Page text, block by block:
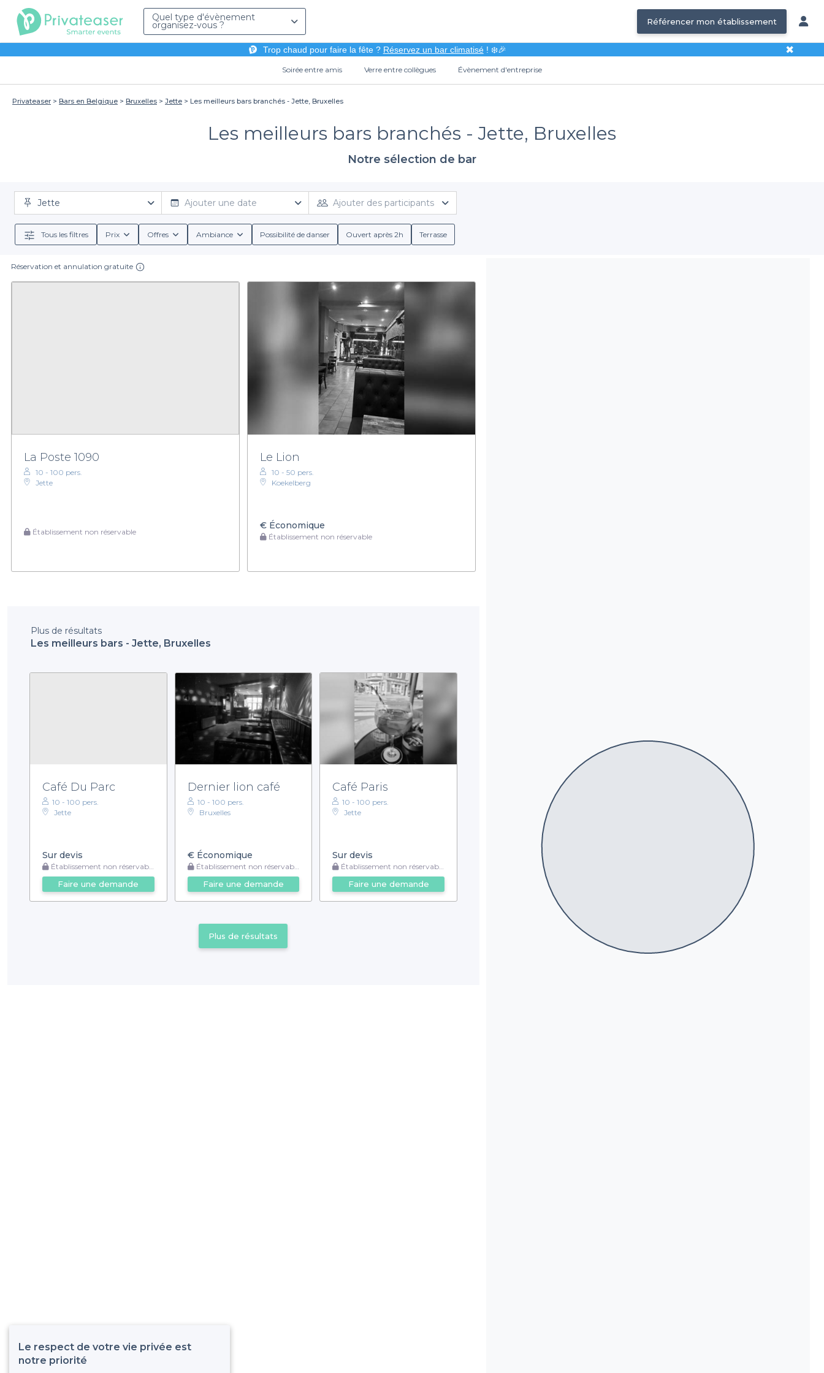
Quel type d'évènement
organisez-vous ? Référencer mon établissement
Trop chaud pour faire la fête ? Réservez un bar climatisé! ❄️🎉 ✖
Soirée entre amis Verre entre collègues Évènement d'entreprise
Privateaser Bars en Belgique Bruxelles Jette Les meilleurs bars branchés - Jette, Bruxelles
Les meilleurs bars branchés - Jette, Bruxelles
Notre sélection de bar
Jette Ajouter une date Ajouter des participants
Tous les filtres Prix Offres Ambiance Possibilité de danser Ouvert après 2h Terrasse
Réservation et annulation gratuite
La Poste 1090
10 - 100 pers.
Jette
Établissement non réservable
Le Lion
10 - 50 pers.
Koekelberg
€Économique
Établissement non réservable
Plus de résultats
Les meilleurs bars - Jette, Bruxelles
Café Du Parc
10 - 100 pers.
Jette
Sur devis
Établissement non réservable
Faire une demande
Dernier lion café
10 - 100 pers.
Bruxelles
€Économique
Établissement non réservable
Faire une demande
Café Paris
10 - 100 pers.
Jette
Sur devis
Établissement non réservable
Faire une demande
Plus de résultats
Le respect de votre vie privée est
notre priorité